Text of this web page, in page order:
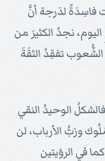
فاسِدَةً لدَرجة أنَّ
نجدُ الكثيرَ من
تفقِدُ الثقَةَ
الوحيدُ النقي
ورَبُّ الأرباب، لن
في الرؤيتين